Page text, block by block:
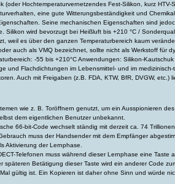
(oder Hochtemperaturvernetzendes Fest-Silikon, kurz
eine gute Witterungsbeständigkeit und
Seine mechanischen Eigenschaften sind
Silikon wird bevorzugt bei Heißluft bis +210 °C /
weil es über den ganzen Temperaturbereich kaum
auch als VMQ bezeichnet, sollte nicht als Werkstoff für
-55 bis +210°C Anwendungen: Silikon-
und Flachdichtungen im Lebensmittel- und im
Auch mit Freigaben (z.B. FDA, KTW, BfR, DVGW, etc.)
wie z. B. Toröffnern genutzt, um ein Ausspionieren
dem eigentlichen Benutzer unbekannt.
66-bit-Code wechselt ständig mit derzeit ca. 74
muss der Handsender mit dem Empfänger
Aktivierung der Lernphase.
Telefonen muss während dieser Lernphase eine Taste
späteren Betätigung dieser Taste wird ein anderer Code
gültig ist. Ein Kopieren ist daher ohne Sinn und würde